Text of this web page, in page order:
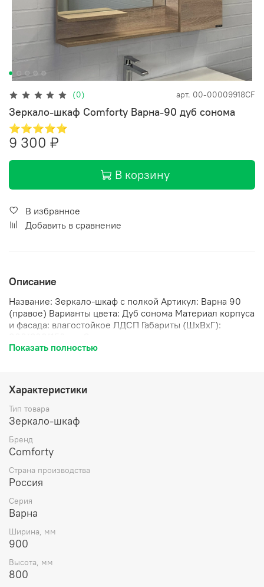
(0) арт. 00-00009918CF
Зеркало-шкаф Comforty Варна-90 дуб сонома
⭐⭐⭐⭐⭐
9 300 ₽
В корзину
В избранное
Добавить в сравнение
Описание
Название: Зеркало-шкаф с полкой Артикул: Варна 90
(правое) Варианты цвета: Дуб сонома Материал корпуса
и фасада: влагостойкое ЛДСП Габариты (ШхВхГ):
закрыванием. За створкой две горизонтальные полки.
принадлежностей для умывания. Дополнительно можно
укомплектовать светильником. Техническая
информация по мебели для ванных комнат Comforty
Показать полностью
Характеристики
Тип товара
Зеркало-шкаф
Бренд
Comforty
Страна производства
Россия
Серия
Варна
Ширина, мм
900
Высота, мм
800